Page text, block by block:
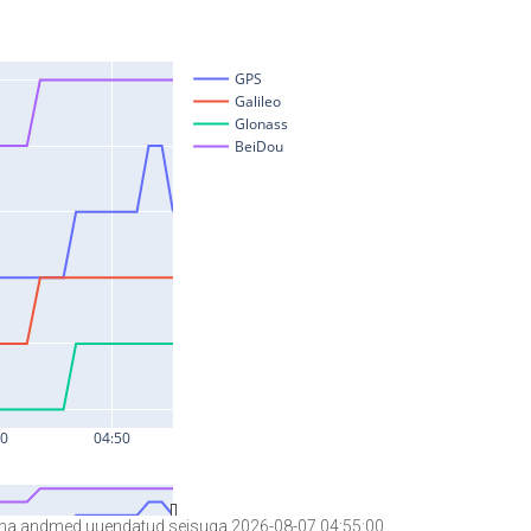
andmed uuendatud seisuga 2026-08-07 04:55:00